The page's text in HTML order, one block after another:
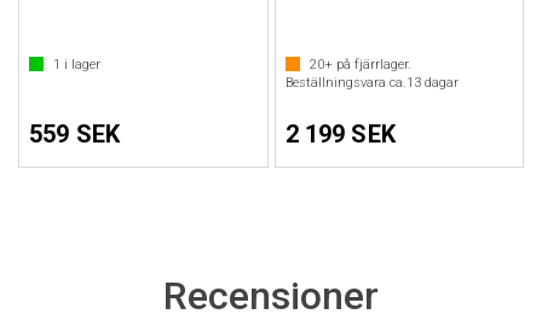
1 i lager
559 SEK
20+på fjärrlager.
Beställningsvara ca.13dagar
2 199 SEK
Recensioner